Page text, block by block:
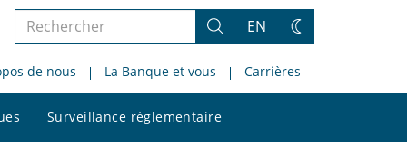
Rechercher
le
site
Rechercher
EN
Changez
thème
de nous La Banque et vous Carrières
Surveillance réglementaire
le